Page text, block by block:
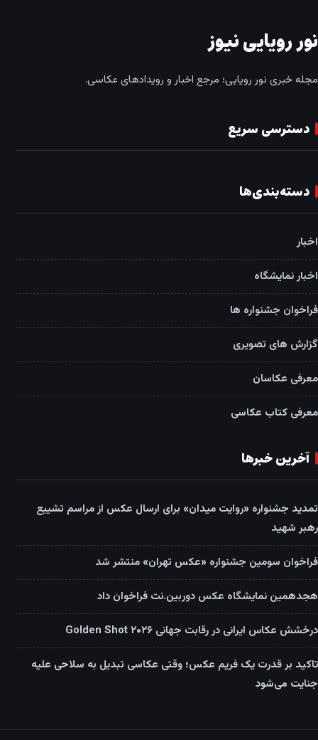
نور رویایی نیوز
مجله خبری نور رویایی؛ مرجع اخبار و رویدادهای عکاسی.
دسترسی سریع
دسته‌بندی‌ها
اخبار
اخبار نمایشگاه
فراخوان جشنواره ها
گزارش های تصویری
معرفی عکاسان
معرفی کتاب عکاسی
آخرین خبرها
تمدید جشنواره «روایت میدان» برای ارسال عکس از مراسم تشییع
رهبر شهید
فراخوان سومین جشنواره «عکس تهران» منتشر شد
هجدهمین نمایشگاه عکس دوربین.نت فراخوان داد
درخشش عکاس ایرانی در رقابت جهانی Golden Shot ۲۰۲۶
تاکید بر قدرت یک فریم عکس؛ وقتی عکاسی تبدیل به سلاحی علیه
جنایت می‌شود